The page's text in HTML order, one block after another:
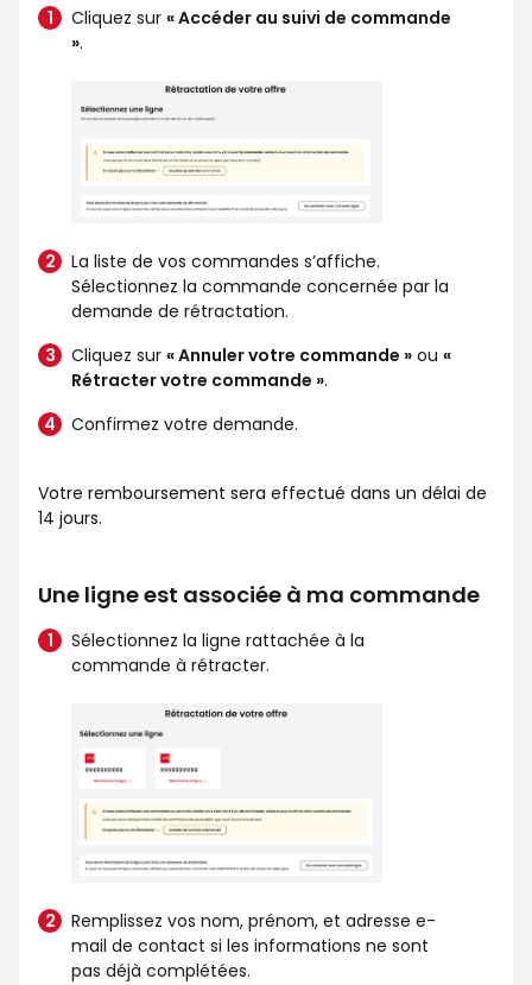
Cliquez sur « Accéder au suivi de commande
».
La liste de vos commandes s’affiche.
Sélectionnez la commande concernée par la
demande de rétractation.
Cliquez sur « Annuler votre commande » ou «
Rétracter votre commande ».
Confirmez votre demande.
Votre remboursement sera effectué dans un délai de
14 jours.
Une ligne est associée à ma commande
Sélectionnez la ligne rattachée à la
commande à rétracter.
Remplissez vos nom, prénom, et adresse e-
mail de contact si les informations ne sont
pas déjà complétées.